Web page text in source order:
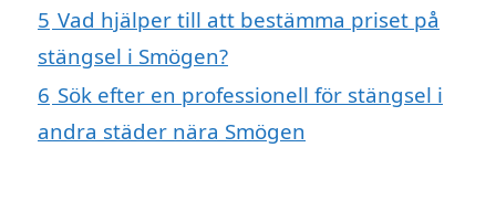
5 Vad hjälper till att bestämma priset på
stängsel i Smögen?
6 Sök efter en professionell för stängsel i
andra städer nära Smögen